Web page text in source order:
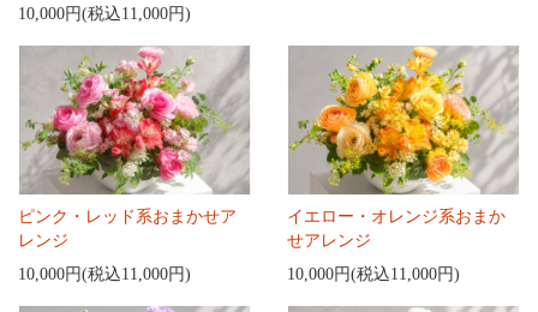
10,000円(税込11,000円)
ピンク・レッド系おまかせア
レンジ
10,000円(税込11,000円)
イエロー・オレンジ系おまか
せアレンジ
10,000円(税込11,000円)